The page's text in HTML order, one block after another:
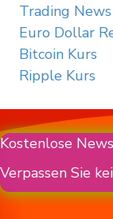
Trading News
Euro Dollar
Bitcoin Kurs
Ripple Kurs
Kostenlose
Verpassen Sie